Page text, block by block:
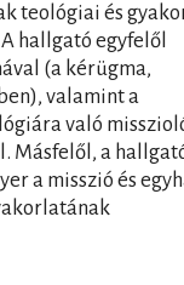
teológiai és
hallgató egyfelől
(a kérügma,
valamint a
való
Másfelől, a
a misszió és